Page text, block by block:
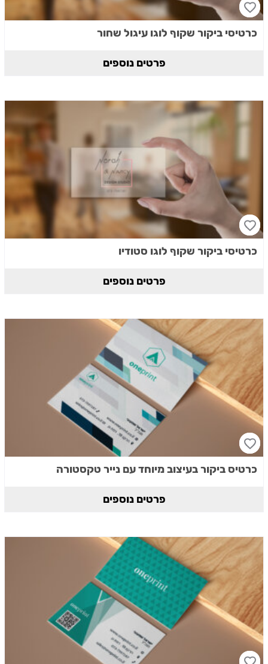
כרטיסי ביקור שקוף לוגו עיגול שחור
פרטים נוספים
כרטיסי ביקור שקוף לוגו סטודיו
פרטים נוספים
כרטיס ביקור בעיצוב מיוחד עם נייר טקסטורה
פרטים נוספים